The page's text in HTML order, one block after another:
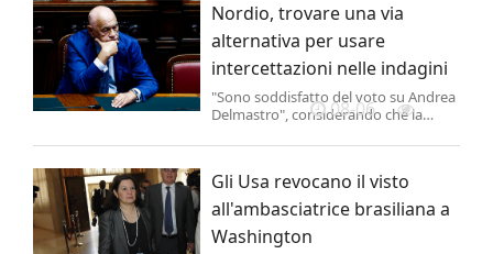
sul terreno". La fonte conferma che
riprenderanno domani mattina.
Nordio, trovare una via
alternativa per usare
intercettazioni nelle indagini
"Sono soddisfatto del voto su Andrea
Delmastro", considerando che la
generica che riguardava le intere
ma "più in generale, quando si fanno
queste indagini sequestrando i
telefonini delle...
08-06
Gli Usa revocano il visto
all'ambasciatrice brasiliana a
Washington